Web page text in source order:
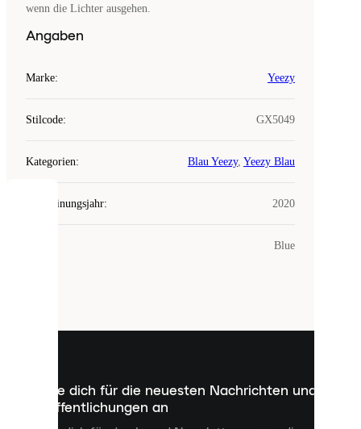
wenn die Lichter ausgehen.
Angaben
Marke: Yeezy
Stilcode: GX5049
Kategorien: Blau Yeezy, Yeezy Blau
Erscheinungsjahr: 2020
Blue
Melde dich für die neuesten Nachrichten und
Veröffentlichungen an
COOKIES
kleine
dienen,